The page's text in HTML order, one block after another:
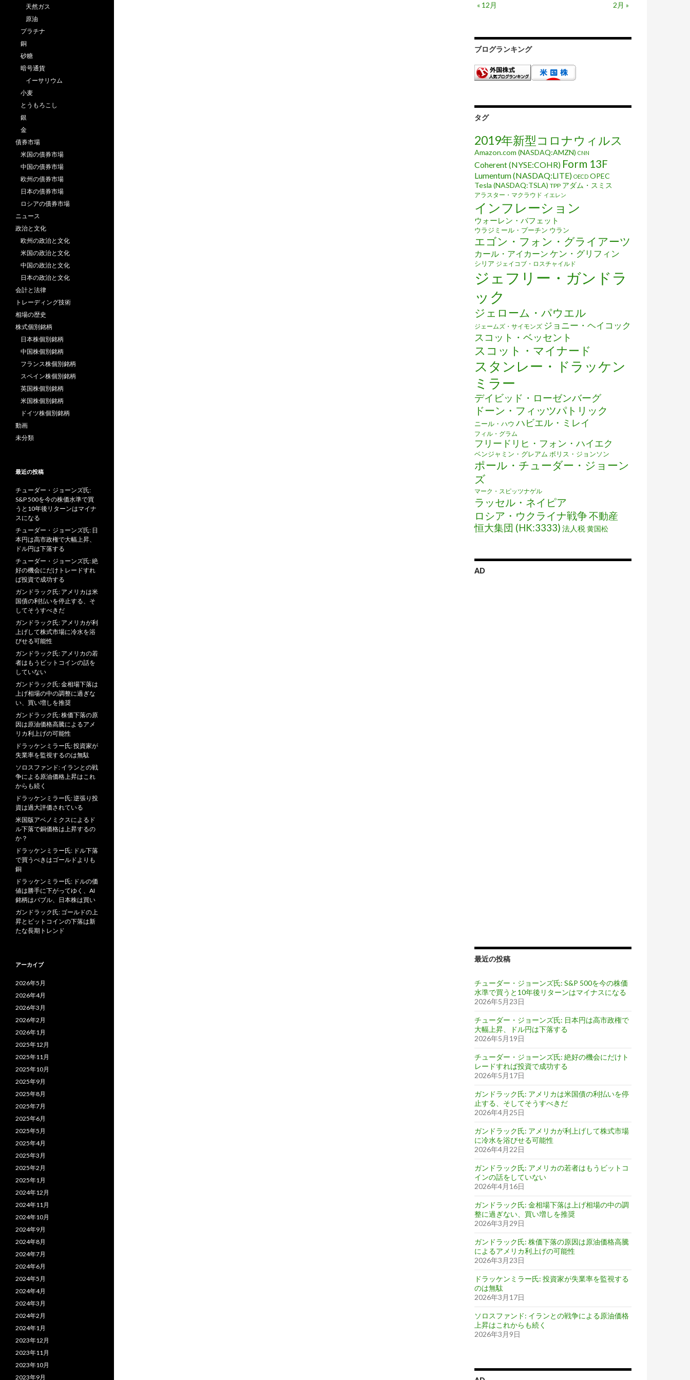
« 12月
2月 »
ブログランキング
タグ
2019年新型コロナウィルス
Amazon.com (NASDAQ:AMZN) CNN
Coherent (NYSE:COHR) Form 13F
Lumentum (NASDAQ:LITE) OECD OPEC
Tesla (NASDAQ:TSLA) TPP アダム・スミス
アラスター・マクラウド イエレン
インフレーション
ウォーレン・バフェット
ウラジミール・プーチン ウラン
エゴン・フォン・グライアーツ
カール・アイカーン ケン・グリフィン
シリア ジェイコブ・ロスチャイルド
ジェフリー・ガンドラ
ック
ジェローム・パウエル
ジェームズ・サイモンズ ジョニー・ヘイコック
スコット・ベッセント
スコット・マイナード
スタンレー・ドラッケン
ミラー
デイビッド・ローゼンバーグ
ドーン・フィッツパトリック
ニール・ハウ ハビエル・ミレイ
フィル・グラム
フリードリヒ・フォン・ハイエク
ベンジャミン・グレアム ボリス・ジョンソン
ポール・チューダー・ジョーン
ズ
マーク・スピッツナゲル
ラッセル・ネイピア
ロシア・ウクライナ戦争不動産
恒大集団 (HK:3333) 法人税黄国松
AD
最近の投稿
チューダー・ジョーンズ氏: S&P 500を今の株価
水準で買うと10年後リターンはマイナスになる
2026年5月23日
チューダー・ジョーンズ氏: 日本円は高市政権で
大幅上昇、ドル円は下落する
2026年5月19日
チューダー・ジョーンズ氏: 絶好の機会にだけト
レードすれば投資で成功する
2026年5月17日
ガンドラック氏: アメリカは米国債の利払いを停
止する、そしてそうすべきだ
2026年4月25日
ガンドラック氏: アメリカが利上げして株式市場
に冷水を浴びせる可能性
2026年4月22日
ガンドラック氏: アメリカの若者はもうビットコ
インの話をしていない
2026年4月16日
ガンドラック氏: 金相場下落は上げ相場の中の調
整に過ぎない、買い増しを推奨
2026年3月29日
ガンドラック氏: 株価下落の原因は原油価格高騰
によるアメリカ利上げの可能性
2026年3月23日
ドラッケンミラー氏: 投資家が失業率を監視する
のは無駄
2026年3月17日
ソロスファンド: イランとの戦争による原油価格
上昇はこれからも続く
2026年3月9日
天然ガス
原油
プラチナ
銅
砂糖
暗号通貨
イーサリウム
小麦
とうもろこし
銀
金
債券市場
米国の債券市場
中国の債券市場
欧州の債券市場
日本の債券市場
ロシアの債券市場
ニュース
政治と文化
欧州の政治と文化
米国の政治と文化
中国の政治と文化
日本の政治と文化
会計と法律
トレーディング技術
相場の歴史
株式個別銘柄
日本株個別銘柄
中国株個別銘柄
フランス株個別銘柄
スペイン株個別銘柄
英国株個別銘柄
米国株個別銘柄
ドイツ株個別銘柄
動画
未分類
最近の投稿
チューダー・ジョーンズ氏:
S&P 500を今の株価水準で買
うと10年後リターンはマイナ
スになる
チューダー・ジョーンズ氏: 日
本円は高市政権で大幅上昇、
ドル円は下落する
チューダー・ジョーンズ氏: 絶
好の機会にだけトレードすれ
ば投資で成功する
ガンドラック氏: アメリカは米
国債の利払いを停止する、そ
してそうすべきだ
ガンドラック氏: アメリカが利
上げして株式市場に冷水を浴
びせる可能性
ガンドラック氏: アメリカの若
者はもうビットコインの話を
していない
ガンドラック氏: 金相場下落は
上げ相場の中の調整に過ぎな
い、買い増しを推奨
ガンドラック氏: 株価下落の原
因は原油価格高騰によるアメ
リカ利上げの可能性
ドラッケンミラー氏: 投資家が
失業率を監視するのは無駄
ソロスファンド: イランとの戦
争による原油価格上昇はこれ
からも続く
ドラッケンミラー氏: 逆張り投
資は過大評価されている
米国版アベノミクスによるド
ル下落で銅価格は上昇するの
か？
ドラッケンミラー氏: ドル下落
で買うべきはゴールドよりも
銅
ドラッケンミラー氏: ドルの価
値は勝手に下がってゆく、AI
銘柄はバブル、日本株は買い
ガンドラック氏: ゴールドの上
昇とビットコインの下落は新
たな長期トレンド
アーカイブ
2026年5月
2026年4月
2026年3月
2026年2月
2026年1月
2025年12月
2025年11月
2025年10月
2025年9月
2025年8月
2025年7月
2025年6月
2025年5月
2025年4月
2025年3月
2025年2月
2025年1月
2024年12月
2024年11月
2024年10月
2024年9月
2024年8月
2024年7月
2024年6月
2024年5月
2024年4月
2024年3月
2024年2月
2024年1月
2023年12月
2023年11月
2023年10月
2023年9月